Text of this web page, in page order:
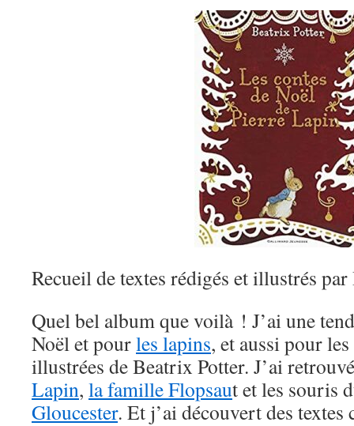
Recueil de textes rédigés et illustrés
Quel bel album que voilà ! J’ai une
Noël et pourles lapins, et aussi pour
illustrées de Beatrix Potter. J’ai
Lapin, la famille Flopsaut et les souris
Gloucester. Et j’ai découvert des textes